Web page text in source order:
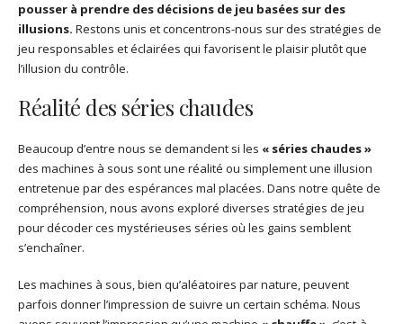
pousser à prendre des décisions de jeu basées sur des
illusions. Restons unis et concentrons-nous sur des stratégies de
jeu responsables et éclairées qui favorisent le plaisir plutôt que
l’illusion du contrôle.
Réalité des séries chaudes
Beaucoup d’entre nous se demandent si les « séries chaudes »
des machines à sous sont une réalité ou simplement une illusion
entretenue par des espérances mal placées. Dans notre quête de
compréhension, nous avons exploré diverses stratégies de jeu
pour décoder ces mystérieuses séries où les gains semblent
s’enchaîner.
Les machines à sous, bien qu’aléatoires par nature, peuvent
parfois donner l’impression de suivre un certain schéma. Nous